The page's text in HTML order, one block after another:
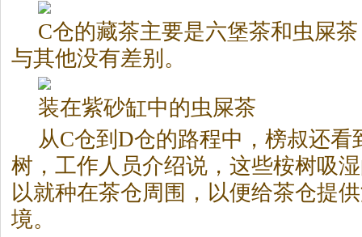
C仓的藏茶主要是六堡茶和虫屎
与其他没有差别。
装在紫砂缸中的虫屎茶
从C仓到D仓的路程中，榜叔还看
树，工作人员介绍说，这些桉树吸
以就种在茶仓周围，以便给茶仓提
境。